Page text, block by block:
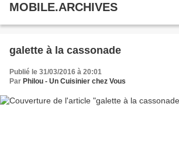
MOBILE.ARCHIVES
galette à la cassonade
Publié le 31/03/2016 à 20:01
Par Philou - Un Cuisinier chez Vous